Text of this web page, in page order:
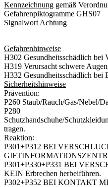
Kennzeichnung gemäß
Gefahrenpiktogramme GHS07
Signalwort Achtung
Gefahrenhinweise
H302 Gesundheitsschädlich bei
H319 Verursacht schwere
H332 Gesundheitsschädlich bei
Sicherheitshinweise
Prävention:
P260 Staub/Rauch/Gas/Nebel/
P280
Schutzhandschuhe/
tragen.
Reaktion:
P301+P312 BEI
P301+P330+P331 BEI
KEIN Erbrechen herbeiführen.
P302+P352 BEI KONTAKT